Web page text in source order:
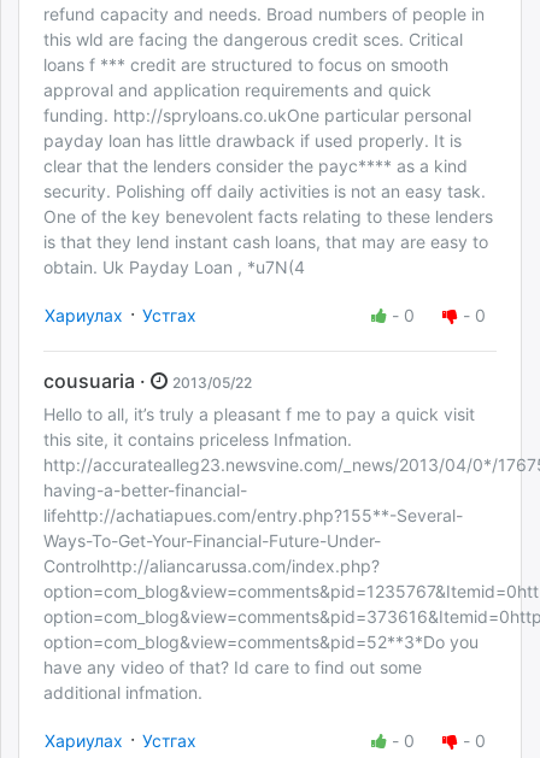
refund capacity and needs. Broad numbers of people in
this wld are facing the dangerous credit sces. Critical
loans f *** credit are structured to focus on smooth
approval and application requirements and quick
funding. http://spryloans.co.ukOne particular personal
payday loan has little drawback if used properly. It is
clear that the lenders consider the payc**** as a kind
security. Polishing off daily activities is not an easy task.
One of the key benevolent facts relating to these lenders
is that they lend instant cash loans, that may are easy to
obtain. Uk Payday Loan , *u7N(4
Хариулах · Устгах - 0 - 0
cousuaria · 2013/05/22
Hello to all, it’s truly a pleasant f me to pay a quick visit
this site, it contains priceless Infmation.
http://accuratealleg23.newsvine.com/_news/2013/04/0*/
having-a-better-financial-
lifehttp://achatiapues.com/entry.php?155**-Several-
Ways-To-Get-Your-Financial-Future-Under-
Controlhttp://aliancarussa.com/index.php?
option=com_blog&view=comments&pid=52**3*Do you
have any video of that? Id care to find out some
additional infmation.
Хариулах · Устгах - 0 - 0